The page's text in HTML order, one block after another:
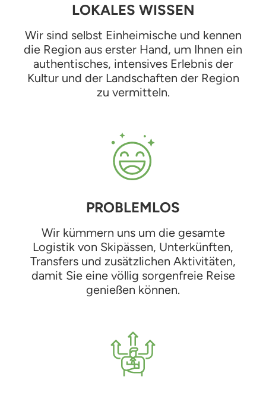
LOKALES WISSEN
Wir sind selbst Einheimische und kennen
die Region aus erster Hand, um Ihnen ein
authentisches, intensives Erlebnis der
Kultur und der Landschaften der Region
zu vermitteln.
PROBLEMLOS
Wir kümmern uns um die gesamte
Logistik von Skipässen, Unterkünften,
Transfers und zusätzlichen Aktivitäten,
damit Sie eine völlig sorgenfreie Reise
genießen können.